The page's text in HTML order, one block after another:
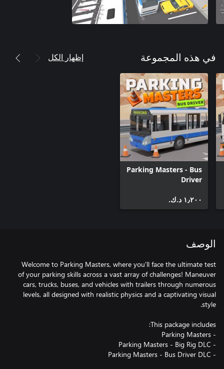
في هذه المجموعة إظهار الكل
Parking Masters - Bus
Driver
١٫٢٠٠ د.ك.‏
الوصف
Welcome to Parking Masters, where you'll face the ultimate test
of your parking skills across a vast array of challenges! Maneuver
cars, trucks, buses, and vehicles with trailers through numerous
levels, all designed with realistic physics and a captivating visual